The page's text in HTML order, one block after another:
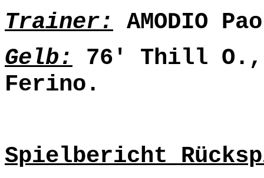
Trainer: AMODIO
Gelb: 76' Thill O.,
Ferino.
Spielbericht